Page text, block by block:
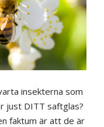
insekterna som
just DITT saftglas?
faktum är att de är